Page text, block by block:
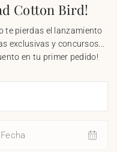
Cotton Bird!
te pierdas el lanzamiento
exclusivas y concursos...
en tu primer pedido!
Fecha